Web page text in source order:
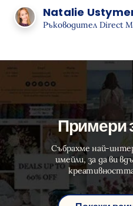
Natalie
Ръководител Direct
Примери
Събрахме най-
имейли, за да ви